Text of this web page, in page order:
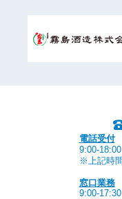
電話受付
9:00-18:00
※上記時
窓口業務
9:00-17:30